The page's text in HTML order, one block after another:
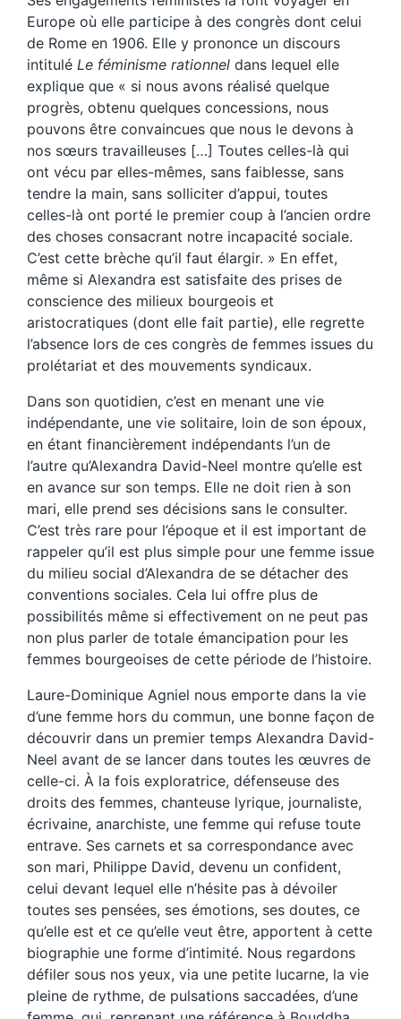
Europe où elle participe à des congrès dont celui
de Rome en 1906. Elle y prononce un discours
intitulé Le féminisme rationnel dans lequel elle
explique que « si nous avons réalisé quelque
progrès, obtenu quelques concessions, nous
pouvons être convaincues que nous le devons à
nos sœurs travailleuses […] Toutes celles-là qui
ont vécu par elles-mêmes, sans faiblesse, sans
tendre la main, sans solliciter d’appui, toutes
celles-là ont porté le premier coup à l’ancien ordre
des choses consacrant notre incapacité sociale.
C’est cette brèche qu’il faut élargir. » En effet,
même si Alexandra est satisfaite des prises de
conscience des milieux bourgeois et
aristocratiques (dont elle fait partie), elle regrette
l’absence lors de ces congrès de femmes issues du
prolétariat et des mouvements syndicaux.
Dans son quotidien, c’est en menant une vie
indépendante, une vie solitaire, loin de son époux,
en étant financièrement indépendants l’un de
l’autre qu’Alexandra David-Neel montre qu’elle est
en avance sur son temps. Elle ne doit rien à son
mari, elle prend ses décisions sans le consulter.
C’est très rare pour l’époque et il est important de
rappeler qu’il est plus simple pour une femme issue
du milieu social d’Alexandra de se détacher des
conventions sociales. Cela lui offre plus de
possibilités même si effectivement on ne peut pas
non plus parler de totale émancipation pour les
femmes bourgeoises de cette période de l’histoire.
Laure-Dominique Agniel nous emporte dans la vie
d’une femme hors du commun, une bonne façon de
découvrir dans un premier temps Alexandra David-
Neel avant de se lancer dans toutes les œuvres de
celle-ci. À la fois exploratrice, défenseuse des
droits des femmes, chanteuse lyrique, journaliste,
écrivaine, anarchiste, une femme qui refuse toute
entrave. Ses carnets et sa correspondance avec
son mari, Philippe David, devenu un confident,
celui devant lequel elle n’hésite pas à dévoiler
toutes ses pensées, ses émotions, ses doutes, ce
qu’elle est et ce qu’elle veut être, apportent à cette
biographie une forme d’intimité. Nous regardons
défiler sous nos yeux, via une petite lucarne, la vie
pleine de rythme, de pulsations saccadées, d’une